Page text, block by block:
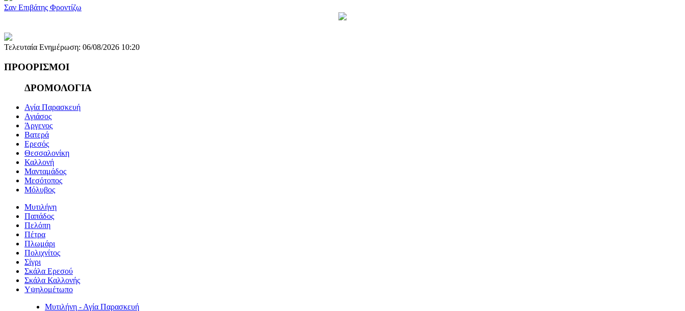
Σαν Επιβάτης Φροντίζω
Τελευταία Ενημέρωση: 06/08/2026 10:20
ΠΡΟΟΡΙΣΜΟΙ
ΔΡΟΜΟΛΟΓΙΑ
Αγία Παρασκευή
Αγιάσος
Άργενος
Βατερά
Ερεσός
Θεσσαλονίκη
Καλλονή
Μανταμάδος
Μεσότοπος
Μόλυβος
Μυτιλήνη
Παπάδος
Πελόπη
Πέτρα
Πλωμάρι
Πολιχνίτος
Σίγρι
Σκάλα Ερεσού
Σκάλα Καλλονής
Υψηλομέτωπο
Μυτιλήνη - Αγία Παρασκευή